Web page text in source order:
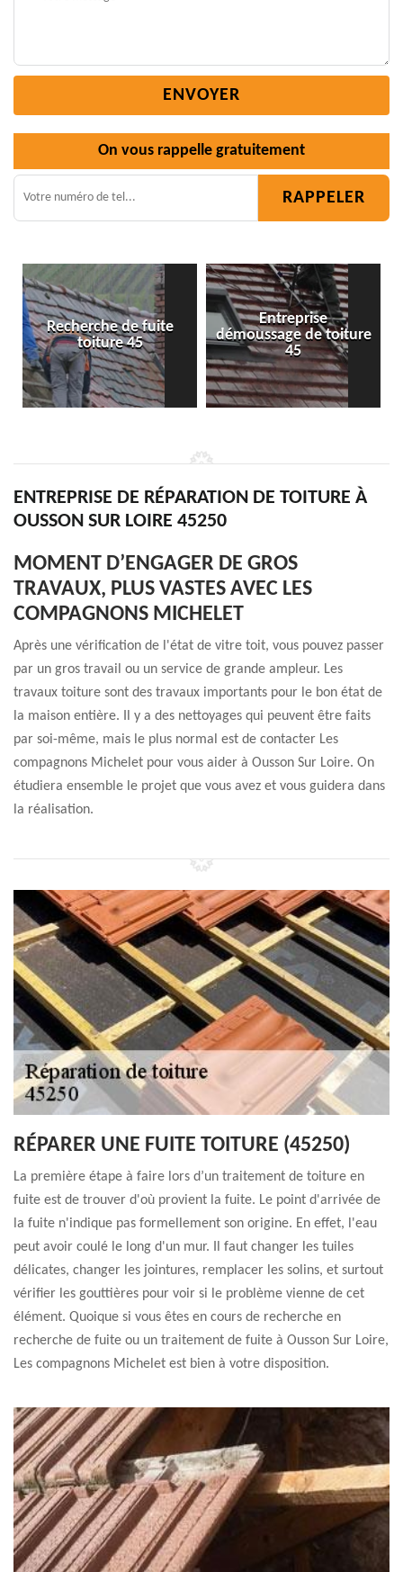
On vous rappelle gratuitement
Entreprise
démoussage de toiture
45
Isolation toiture 45
ENTREPRISE DE RÉPARATION DE TOITURE À
OUSSON SUR LOIRE 45250
MOMENT D’ENGAGER DE GROS
TRAVAUX, PLUS VASTES AVEC LES
COMPAGNONS MICHELET
Après une vérification de l'état de vitre toit, vous pouvez passer
par un gros travail ou un service de grande ampleur. Les
travaux toiture sont des travaux importants pour le bon état de
la maison entière. Il y a des nettoyages qui peuvent être faits
par soi-même, mais le plus normal est de contacter Les
compagnons Michelet pour vous aider à Ousson Sur Loire. On
étudiera ensemble le projet que vous avez et vous guidera dans
la réalisation.
RÉPARER UNE FUITE TOITURE (45250)
La première étape à faire lors d’un traitement de toiture en
fuite est de trouver d'où provient la fuite. Le point d'arrivée de
la fuite n'indique pas formellement son origine. En effet, l'eau
peut avoir coulé le long d'un mur. Il faut changer les tuiles
délicates, changer les jointures, remplacer les solins, et surtout
vérifier les gouttières pour voir si le problème vienne de cet
élément. Quoique si vous êtes en cours de recherche en
recherche de fuite ou un traitement de fuite à Ousson Sur Loire,
Les compagnons Michelet est bien à votre disposition.